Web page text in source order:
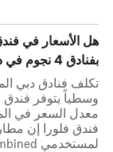
هل الأسعار في
بفنادق 4 نجوم في دبي؟
معدل السعر في
لمستخدمي HotelsCombined الذين يخططون لزيارة دبي.